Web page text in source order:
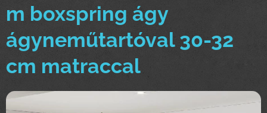
m boxspring ágy
ágyneműtartóval 30-32
cm matraccal